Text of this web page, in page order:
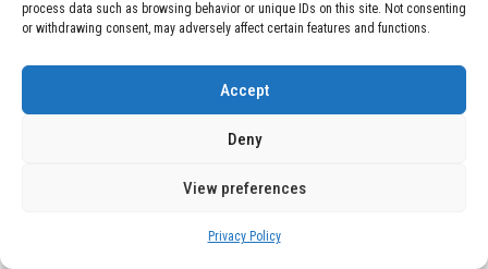
process data such as browsing behavior or unique IDs on this site. Not consenting
or withdrawing consent, may adversely affect certain features and functions.
Accept
Deny
View preferences
Privacy Policy